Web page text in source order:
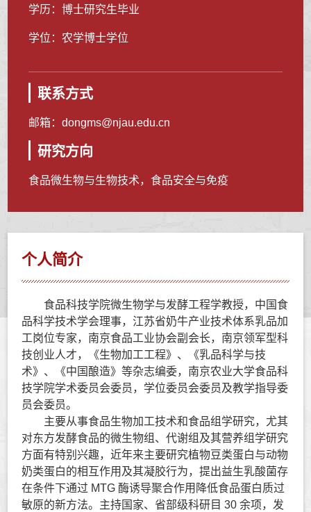
学历：博士研究生毕业
学位：农学博士学位
联系方式
邮箱：dongms@njau.edu.cn
研究方向
食品微生物与生物技术，食品安全与免疫
个人简介
食品科技学院微生物学与发酵工程学教授，中国食
品科学技术学会理事，江苏省奶牛产业技术体系乳品加
工岗位专家，南京食品工业协会副会长，南京领军型科
技创业人才，《生物加工工程》、《乳品科学与技
术》、《中国酿造》等杂志编委，南京农业大学食品科
技学院学术委员会委员，学位委员会委员及教学指导委
员会委员。
主要从事食品生物加工技术和食品组学研究，尤其
对东方发酵食品的微生物组、代谢组及其营养组学研究
方面有特别兴趣，近年来主要研究植物豆类蛋白与动物
奶类蛋白的相互作用及其凝胶行为，提出益生乳酸菌存
在条件下通过 MTG 酶诱导聚合作用降低食品蛋白质过
敏原的新方法。主持国家、省部级科研目 30 余项，发